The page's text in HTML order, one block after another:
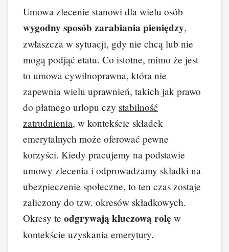
c
e
b
o
o
k
er
e
st
k
e
dI
n
d
di
t
o
p
p
y
Li
n
k
Umowa zlecenie stanowi dla wielu osób
wygodny sposób zarabiania pieniędzy,
zwłaszcza w sytuacji, gdy nie chcą lub nie
mogą podjąć etatu. Co istotne, mimo że jest
to umowa cywilnoprawna, która nie
zapewnia wielu uprawnień, takich jak prawo
do płatnego urlopu czy stabilność
zatrudnienia, w kontekście składek
emerytalnych może oferować pewne
korzyści. Kiedy pracujemy na podstawie
umowy zlecenia i odprowadzamy składki na
ubezpieczenie społeczne, to ten czas zostaje
zaliczony do tzw. okresów składkowych.
Okresy te odgrywają kluczową rolę w
kontekście uzyskania emerytury.